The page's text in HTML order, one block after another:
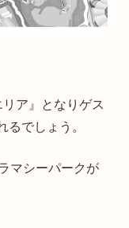
ア』となりゲス
るでしょう。
マシーパークが